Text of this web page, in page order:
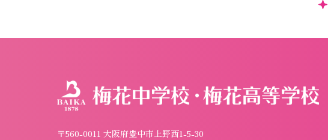
〒560-0011 大阪府豊中市上野西1-5-30